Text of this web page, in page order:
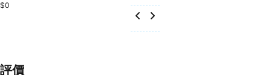
$0
評價